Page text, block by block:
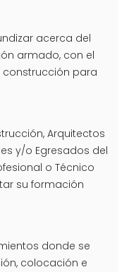
acerca del
armado, con el
para
Arquitectos
y/o Egresados del
o Técnico
su formación
donde se
colocación e